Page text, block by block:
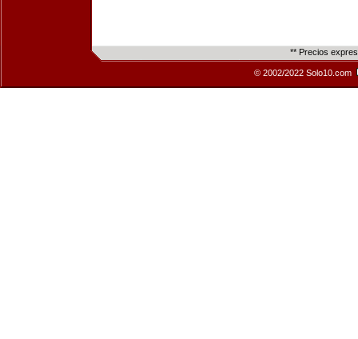
** Precios
© 2002/2022 Solo10.com